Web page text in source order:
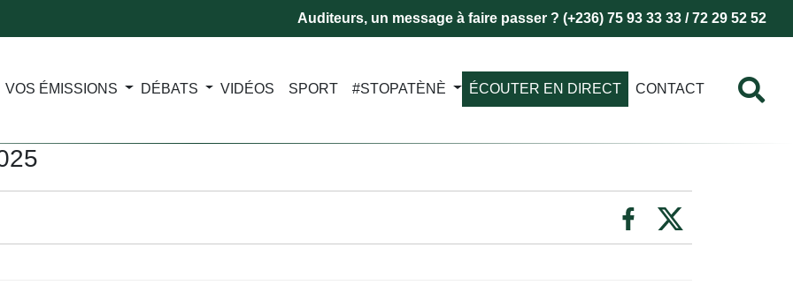
Auditeurs, un message à faire passer ? (+236) 75 93 33 33 / 72 29 52 52
VOS ÉMISSIONS DÉBATS VIDÉOS SPORT #STOPATÈNÈ ÉCOUTER EN DIRECT CONTACT